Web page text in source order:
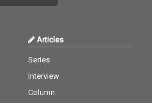
Articles
Series
Interview
Column